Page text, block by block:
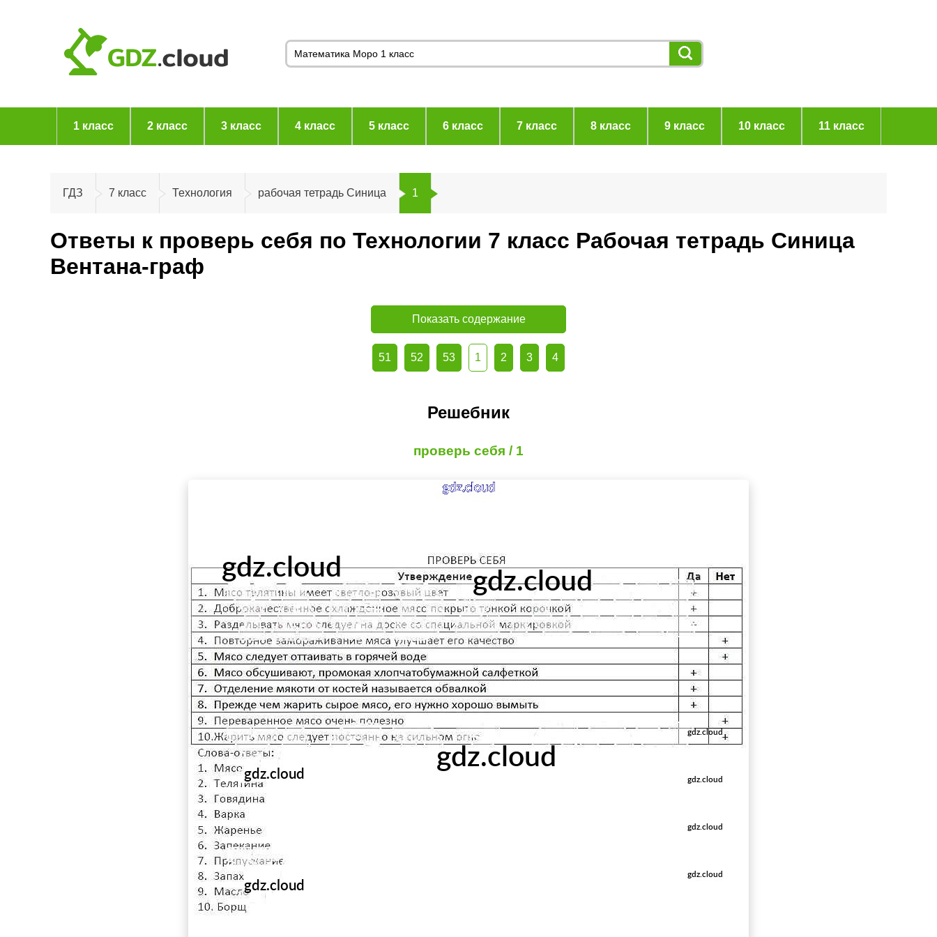
1 класс 2 класс 3 класс 4 класс 5 класс 6 класс 7 класс 8 класс 9 класс 10 класс 11 класс
ГДЗ 7 класс Технология рабочая тетрадь Синица 1
Ответы к проверь себя по Технологии 7 класс Рабочая тетрадь Синица
Вентана-граф
Показать содержание
51 52 53 1 2 3 4
Решебник
проверь себя / 1